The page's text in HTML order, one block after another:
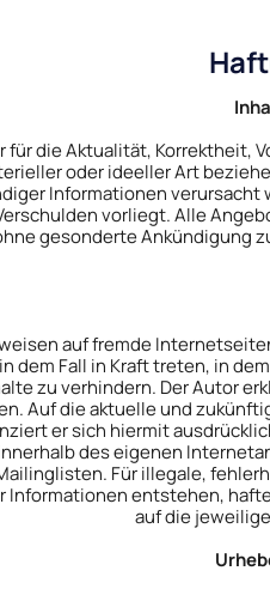
für die Aktualität,
oder ideeller Art
Informationen
vorliegt. Alle
gesonderte Ankündigung
auf fremde
Fall in Kraft treten, in
zu verhindern. Der Autor
Auf die aktuelle und
er sich hiermit
des eigenen
Für illegale,
entstehen,
auf die